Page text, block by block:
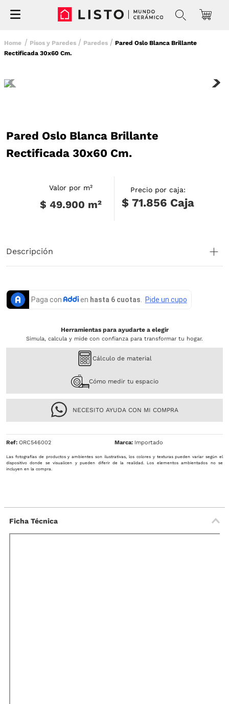
Pisos y Paredes Paredes
Pared Oslo Blanca Brillante
Rectificada 30x60 Cm.
Pared Oslo Blanca Brillante
Rectificada 30x60 Cm.
Valor por m²
$ 49.900 m²
Precio por caja:
$ 71.856 Caja
Descripción
Herramientas para ayudarte a elegir
Simula, calcula y mide con confianza para transformar tu hogar.
Cálculo de material
Cómo medir tu espacio
NECESITO AYUDA CON MI COMPRA
Ref: ORC546002 Importado
Las fotografías de productos y ambientes son ilustrativas, los colores y texturas pueden variar según el
dispositivo donde se visualicen y pueden diferir de la realidad. Los elementos ambientados no se
incluyen en la compra.
Ficha Técnica